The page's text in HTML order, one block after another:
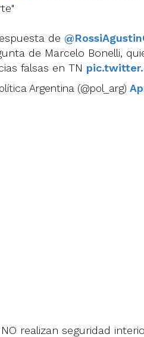
de
de Marcelo Bonelli,
falsas en TN
Argentina (@pol_arg)
realizan seguridad